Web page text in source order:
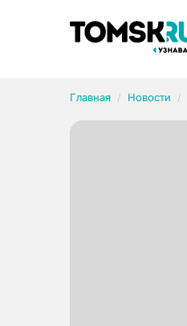
Главная Новости
Рубрики